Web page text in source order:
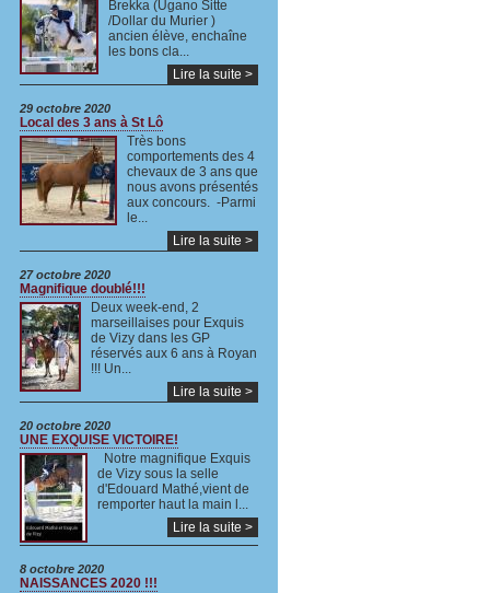
Brekka (Ugano Sitte
/Dollar du Murier )
ancien élève, enchaîne
les bons cla...
Lire la suite >
29 octobre 2020
Local des 3 ans à St Lô
Très bons
comportements des 4
chevaux de 3 ans que
nous avons présentés
aux concours. -Parmi
le...
Lire la suite >
27 octobre 2020
Magnifique doublé!!!
Deux week-end, 2
marseillaises pour Exquis
de Vizy dans les GP
réservés aux 6 ans à Royan
!!! Un...
Lire la suite >
20 octobre 2020
UNE EXQUISE VICTOIRE!
Notre magnifique Exquis
de Vizy sous la selle
d'Edouard Mathé,vient de
remporter haut la main l...
Lire la suite >
8 octobre 2020
NAISSANCES 2020 !!!